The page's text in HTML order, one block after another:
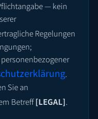
— kein
Regelungen
.
Sie an
Betreff[LEGAL].